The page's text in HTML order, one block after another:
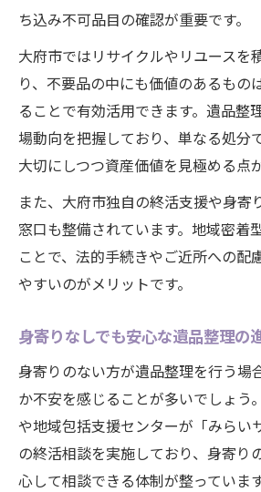
割
身寄りなしの不安に強い遺品
身寄りなしでも任せられ
大府市で安心できる遺品
方
終活支援に役立つ遺品整理
買取サービスで身寄りな
大府市独自の終活支援と
買取も活用した整理で心にゆ
遺品整理と買取を両立した
買取サービスで不要品を有
遺品整理の費用負担を買
買取対応の遺品整理業者選
終活支援につながる買取
大府市ならではの遺品整理の
大府市特有の遺品整理ルー
ち込み不可品目の確認が重要です。
大府市ではリサイクルやリユースを
り、不要品の中にも価値のあるもの
ることで有効活用できます。遺品整
場動向を把握しており、単なる処分
大切にしつつ資産価値を見極める点
また、大府市独自の終活支援や身寄
窓口も整備されています。地域密着
ことで、法的手続きやご近所への配
やすいのがメリットです。
身寄りなしでも安心な遺品整理の
身寄りのない方が遺品整理を行う場
か不安を感じることが多いでしょう
や地域包括支援センターが「みらい
の終活相談を実施しており、身寄り
心して相談できる体制が整っています